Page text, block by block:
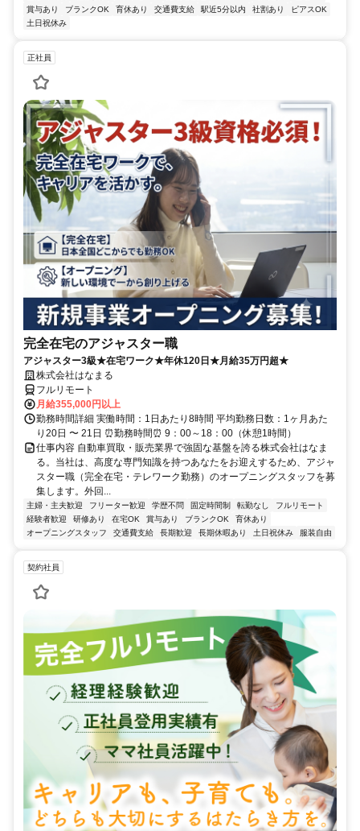
賞与あり
ブランクOK 育休あり 交通費支給 駅近5分以内 社割あり
ピアスOK
土日祝休み
正社員
完全在宅のアジャスター職
アジャスター3級★在宅ワーク★年休120日★月給35万円超★
株式会社はなまる
フルリモート
月給355,000円以上
勤務時間詳細 実働時間：1日あたり8時間 平均勤務日数：1ヶ月あた
り20日 〜 21日 ⏰勤務時間⏰ 9：00～18：00（休憩1時間）
仕事内容 自動車買取・販売業界で強固な基盤を誇る株式会社はなま
る。当社は、高度な専門知識を持つあなたをお迎えするため、アジャ
スター職（完全在宅・テレワーク勤務）のオープニングスタッフを募
集します。外回...
主婦・主夫歓迎 フリーター歓迎 学歴不問 固定時間制 転勤なし
フルリモート
経験者歓迎
研修あり 在宅OK 賞与あり ブランクOK
育休あり
オープニングスタッフ
交通費支給 長期歓迎 長期休暇あり 土日祝休み 服装自由
契約社員